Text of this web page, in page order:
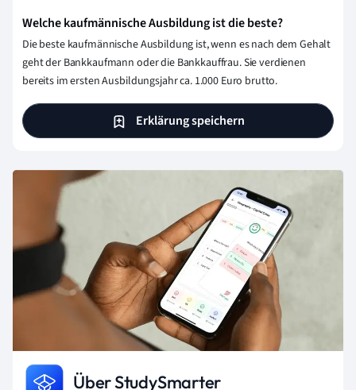
Welche kaufmännische Ausbildung ist die beste?
Die beste kaufmännische Ausbildung ist, wenn es nach dem Gehalt
geht der Bankkaufmann oder die Bankkauffrau. Sie verdienen
bereits im ersten Ausbildungsjahr ca. 1.000 Euro brutto.
Erklärung speichern
Über StudySmarter